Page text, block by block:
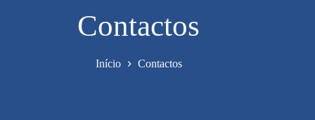
Contactos
Início Contactos